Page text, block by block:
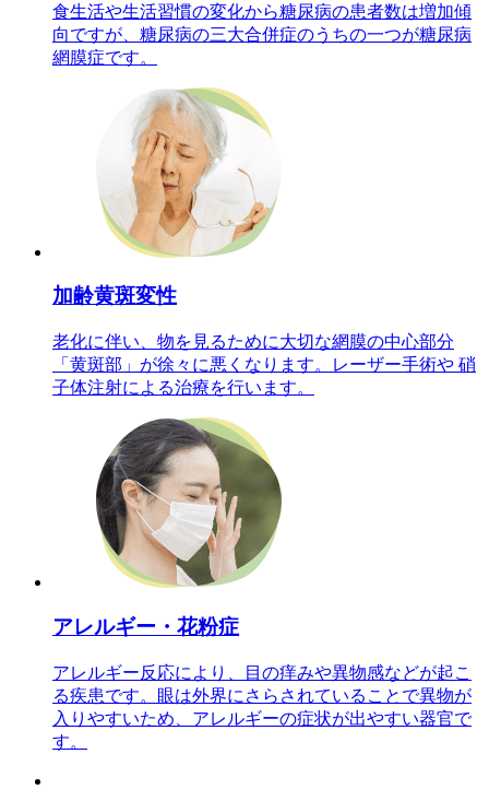
食生活や生活習慣の変化から糖尿病の患者数は増加傾
向ですが、糖尿病の三大合併症のうちの一つが糖尿病
網膜症です。
加齢黄斑変性
老化に伴い、物を見るために大切な網膜の中心部分
「黄斑部」が徐々に悪くなります。レーザー手術や 硝
子体注射による治療を行います。
アレルギー・花粉症
アレルギー反応により、目の痒みや異物感などが起こ
る疾患です。眼は外界にさらされていることで異物が
入りやすいため、アレルギーの症状が出やすい器官で
す。